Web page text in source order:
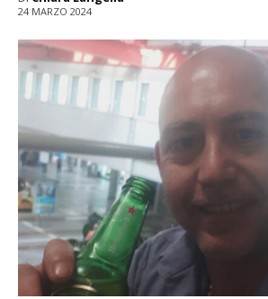
24 MARZO 2024